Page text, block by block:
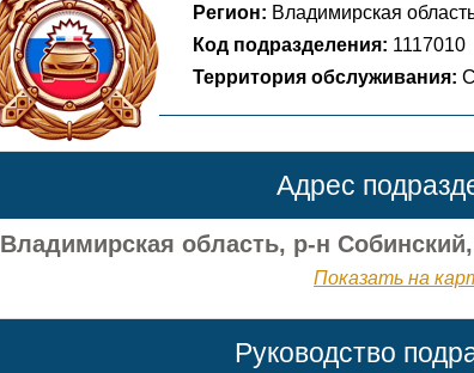
Регион: Владимирская
Код подразделения: 1117010
Территория обслуживания:
Адрес
Владимирская область, р-н
Показать на
Руководство